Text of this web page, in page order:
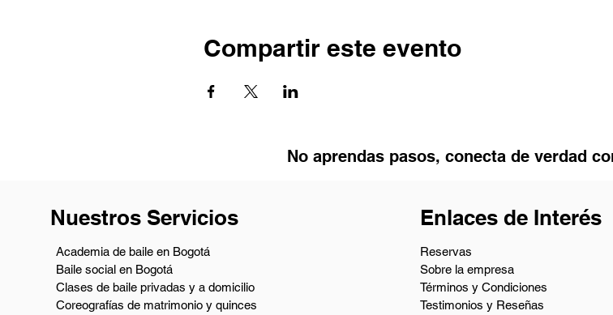
Compartir este evento
No aprendas pasos, conecta de verdad
Nuestros Servicios
Academia de baile en Bogotá
Baile social en Bogotá
Clases de baile privadas y a domicilio
Coreografías de matrimonio y quinces
Enlaces de Interés
Reservas
Sobre la empresa
Términos y Condiciones
Testimonios y Reseñas